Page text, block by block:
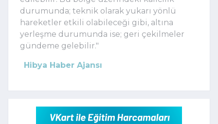
durumunda; teknik olarak yukarı yönlü
hareketler etkili olabileceği gibi, altına
yerleşme durumunda ise; geri çekilmeler
gündeme gelebilir."
Hibya Haber Ajansı